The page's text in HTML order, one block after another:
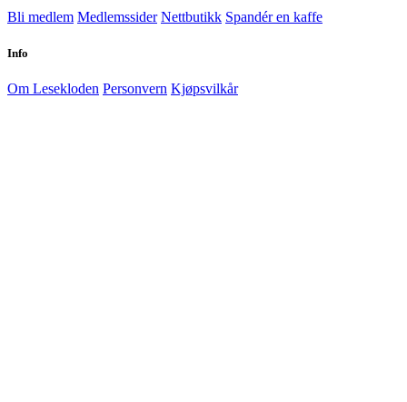
Bli medlem Medlemssider Nettbutikk Spandér en kaffe
Info
Om Lesekloden Personvern Kjøpsvilkår